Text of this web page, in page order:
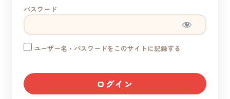
パスワード
ユーザー名・パスワードをこのサイトに記録する